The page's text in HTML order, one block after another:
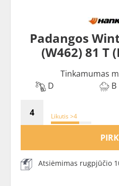
Padangos
(W462) 81 T
Tinkamumas
D
B
Likutis >4
Atsiėmimas rugpjūčio